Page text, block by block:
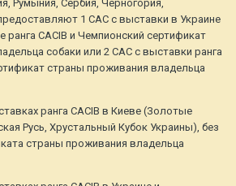
Румыния, Сербия, Черногория,
1 САС с выставки в Украине
ранга CACIB и Чемпионский сертификат
собаки или 2 САС с выставки ранга
страны проживания владельца
ранга CACIB в Киеве (Золотые
Русь, Хрустальный Кубок Украины), без
страны проживания владельца